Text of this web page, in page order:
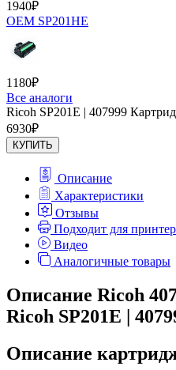
1940₽
OEM SP201HE
1180₽
Все аналоги
Ricoh SP201E | 407999
6930₽
КУПИТЬ
Описание
Характеристики
Отзывы
Подходит для
Видео
Аналогичные товары
Описание Ricoh
Ricoh SP201E |
Описание